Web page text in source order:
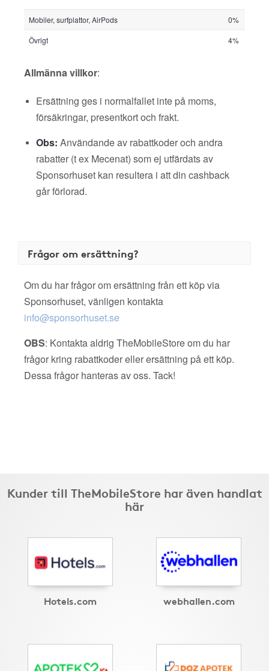
Mobiler, surfplattor, AirPods
0%
Övrigt
4%
Allmänna villkor:
Ersättning ges i normalfallet inte på moms,
försäkringar, presentkort och frakt.
Obs: Användande av rabattkoder och andra
rabatter (t ex Mecenat) som ej utfärdats av
Sponsorhuset kan resultera i att din cashback
går förlorad.
Frågor om ersättning?
Om du har frågor om ersättning från ett köp via
Sponsorhuset, vänligen kontakta
info@sponsorhuset.se
OBS: Kontakta aldrig TheMobileStore om du har
frågor kring rabattkoder eller ersättning på ett köp.
Dessa frågor hanteras av oss. Tack!
Kunder till TheMobileStore har även handlat
här
Hotels.com webhallen.com